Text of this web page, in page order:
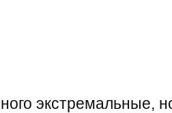
экстремальные,